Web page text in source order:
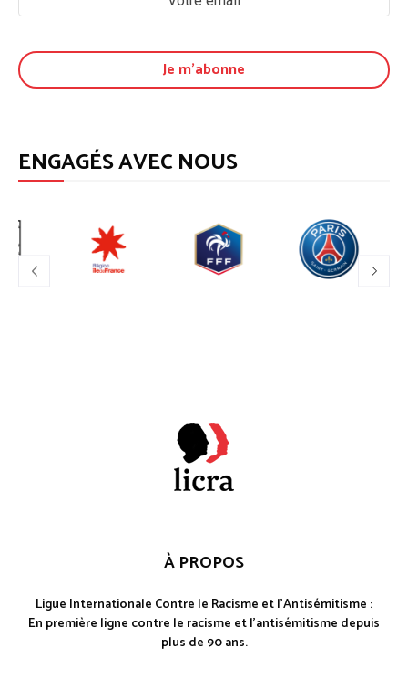
ENGAGÉS AVEC NOUS
À PROPOS
Ligue Internationale Contre le Racisme et l'Antisémitisme :
En première ligne contre le racisme et l'antisémitisme depuis
plus de 90 ans.